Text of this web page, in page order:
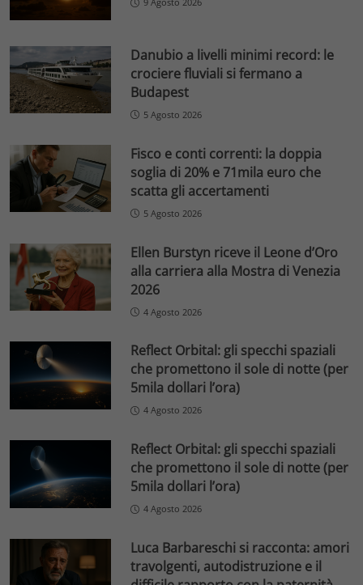
Danubio a livelli minimi record: le
crociere fluviali si fermano a
Budapest
5 Agosto 2026
Fisco e conti correnti: la doppia
soglia di 20% e 71mila euro che
scatta gli accertamenti
5 Agosto 2026
Ellen Burstyn riceve il Leone d’Oro
alla carriera alla Mostra di Venezia
2026
4 Agosto 2026
Reflect Orbital: gli specchi spaziali
che promettono il sole di notte (per
5mila dollari l’ora)
4 Agosto 2026
Reflect Orbital: gli specchi spaziali
che promettono il sole di notte (per
5mila dollari l’ora)
4 Agosto 2026
Luca Barbareschi si racconta: amori
travolgenti, autodistruzione e il